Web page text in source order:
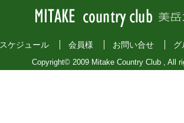
スケジュール 会員様 お問い合せ グ
Copyright© 2009 Mitake Country Club , All